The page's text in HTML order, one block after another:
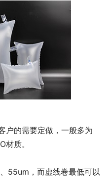
户的需要定做，一般多为
材质。
55um，而虚线卷最低可以